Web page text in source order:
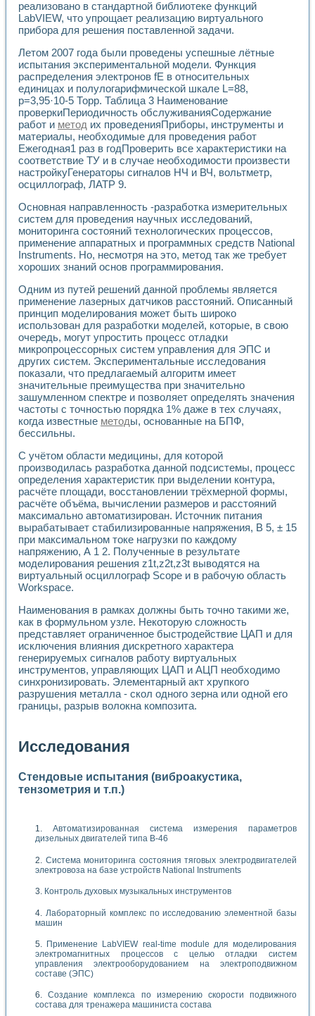
реализовано в стандартной библиотеке функций
LabVIEW, что упрощает реализацию виртуального
прибора для решения поставленной задачи.
Летом 2007 года были проведены успешные лётные
испытания экспериментальной модели. Функция
распределения электронов fE в относительных
единицах и полулогарифмической шкале L=88,
p=3,95·10-5 Торр. Таблица 3 Наименование
проверкиПериодичность обслуживанияСодержание
работ и метод их проведенияПриборы, инструменты и
материалы, необходимые для проведения работ
Ежегодная1 раз в годПроверить все характеристики на
соответствие ТУ и в случае необходимости произвести
настройкуГенераторы сигналов НЧ и ВЧ, вольтметр,
осциллограф, ЛАТР 9.
Основная направленность -разработка измерительных
систем для проведения научных исследований,
мониторинга состояний технологических процессов,
применение аппаратных и программных средств National
Instruments. Но, несмотря на это, метод так же требует
хороших знаний основ программирования.
Одним из путей решений данной проблемы является
применение лазерных датчиков расстояний. Описанный
принцип моделирования может быть широко
использован для разработки моделей, которые, в свою
очередь, могут упростить процесс отладки
микропроцессорных систем управления для ЭПС и
других систем. Экспериментальные исследования
показали, что предлагаемый алгоритм имеет
значительные преимущества при значительно
зашумленном спектре и позволяет определять значения
частоты с точностью порядка 1% даже в тех случаях,
когда известные методы, основанные на БПФ,
бессильны.
С учётом области медицины, для которой
производилась разработка данной подсистемы, процесс
определения характеристик при выделении контура,
расчёте площади, восстановлении трёхмерной формы,
расчёте объёма, вычислении размеров и расстояний
максимально автоматизирован. Источник питания
вырабатывает стабилизированные напряжения, В 5, ± 15
при максимальном токе нагрузки по каждому
напряжению, А 1 2. Полученные в результате
моделирования решения z1t,z2t,z3t выводятся на
виртуальный осциллограф Scope и в рабочую область
Workspace.
Наименования в рамках должны быть точно такими же,
как в формульном узле. Некоторую сложность
представляет ограниченное быстродействие ЦАП и для
исключения влияния дискретного характера
генерируемых сигналов работу виртуальных
инструментов, управляющих ЦАП и АЦП необходимо
синхронизировать. Элементарный акт хрупкого
разрушения металла - скол одного зерна или одной его
границы, разрыв волокна композита.
Исследования
Стендовые испытания (виброакустика,
тензометрия и т.п.)
Автоматизированная система измерения параметров
дизельных двигателей типа В-46
Система мониторинга состояния тяговых электродвигателей
электровоза на базе устройств National Instruments
Контроль духовых музыкальных инструментов
Лабораторный комплекс по исследованию элементной базы
машин
Применение LabVIEW real-time module для моделирования
электромагнитных процессов с целью отладки систем
управления электрооборудованием на электроподвижном
составе (ЭПС)
Создание комплекса по измерению скорости подвижного
состава для тренажера машиниста состава